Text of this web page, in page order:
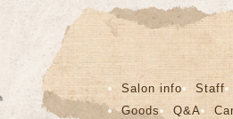
Salon info Staff
Goods
Q&A